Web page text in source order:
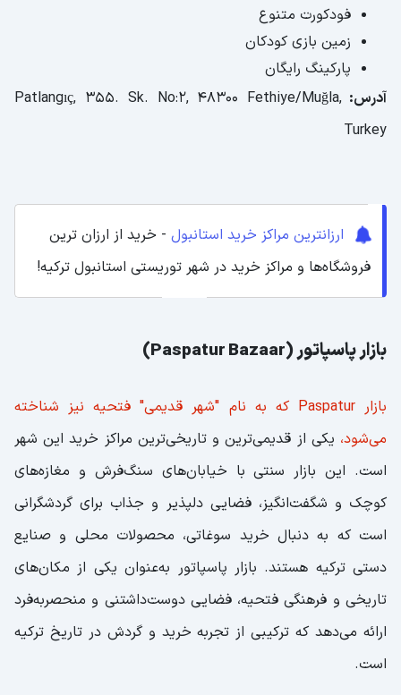
فودکورت متنوع
زمین بازی کودکان
پارکینگ رایگان
آدرس: Patlangıç, 355. Sk. No:2, 48300 Fethiye/Muğla,
Turkey
ارزانترین مراکز خرید استانبول - خرید از ارزان ترین
فروشگاه‌ها و مراکز خرید در شهر توریستی استانبول ترکیه!
بازار پاسپاتور (Paspatur Bazaar)
بازار Paspatur که به نام "شهر قدیمی" فتحیه نیز شناخته
می‌شود، یکی از قدیمی‌ترین و تاریخی‌ترین مراکز خرید این شهر
است. این بازار سنتی با خیابان‌های سنگ‌فرش و مغازه‌های
کوچک و شگفت‌انگیز، فضایی دلپذیر و جذاب برای گردشگرانی
است که به دنبال خرید سوغاتی، محصولات محلی و صنایع
دستی ترکیه هستند. بازار پاسپاتور به‌عنوان یکی از مکان‌های
تاریخی و فرهنگی فتحیه، فضایی دوست‌داشتنی و منحصربه‌فرد
ارائه می‌دهد که ترکیبی از تجربه خرید و گردش در تاریخ ترکیه
است.